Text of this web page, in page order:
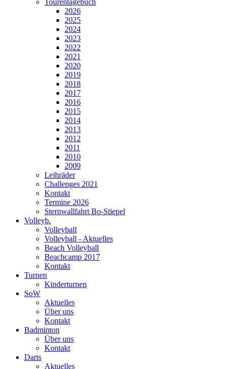
Tourentagebuch
2026
2025
2024
2023
2022
2021
2020
2019
2018
2017
2016
2015
2014
2013
2012
2011
2010
2009
Leihräder
Challenges 2021
Kontakt
Termine 2026
Sternwallfahrt Bo-Stiepel
Volleyb.
Volleyball
Volleyball - Aktuelles
Beach Volleyball
Beachcamp 2017
Kontakt
Turnen
Kinderturnen
SoW
Aktuelles
Über uns
Kontakt
Badminton
Über uns
Kontakt
Darts
Aktuelles